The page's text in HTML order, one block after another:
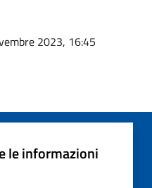
2023, 16:45
le informazioni